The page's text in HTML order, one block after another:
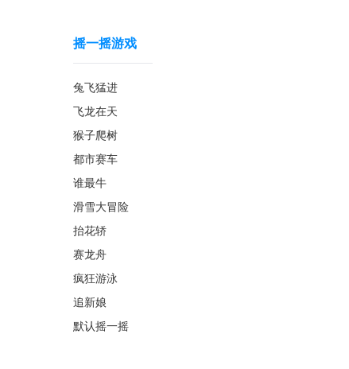
摇一摇游戏
兔飞猛进
飞龙在天
猴子爬树
都市赛车
谁最牛
滑雪大冒险
抬花轿
赛龙舟
疯狂游泳
追新娘
默认摇一摇